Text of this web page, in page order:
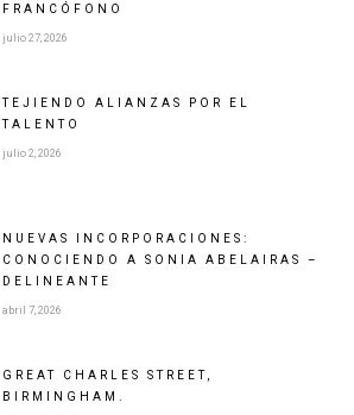
FRANCÓFONO
julio 27, 2026
TEJIENDO ALIANZAS POR EL
TALENTO
julio 2, 2026
NUEVAS INCORPORACIONES:
CONOCIENDO A SONIA ABELAIRAS –
DELINEANTE
abril 7, 2026
GREAT CHARLES STREET,
BIRMINGHAM.